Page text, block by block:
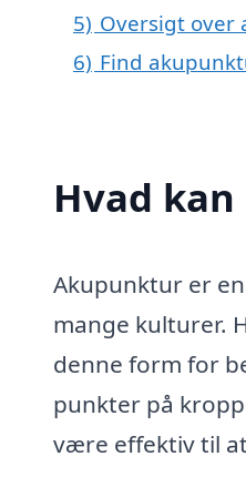
5) Oversigt over
6) Find
Hvad
Akupunktur er
mange kulturer.
denne form for
punkter på
være effektiv til